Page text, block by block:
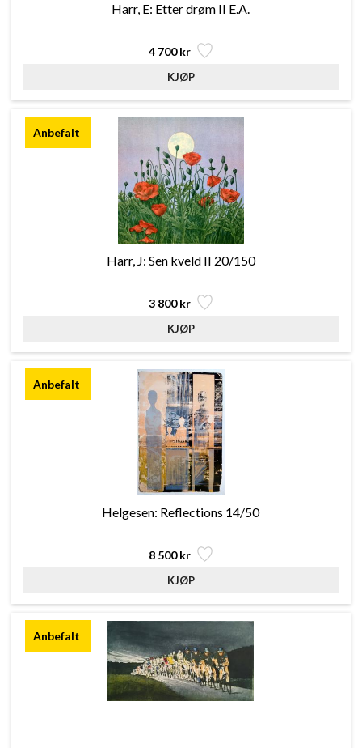
Harr, E: Etter drøm II E.A.
4 700 kr
Harr, J: Sen kveld II 20/150
3 800 kr
Helgesen: Reflections 14/50
8 500 kr